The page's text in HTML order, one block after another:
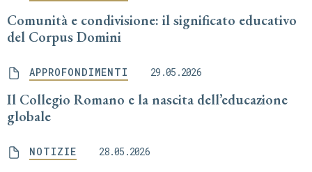
Comunità e condivisione: il significato educativo
del Corpus Domini
APPROFONDIMENTI 29.05.2026
Il Collegio Romano e la nascita dell’educazione
globale
NOTIZIE 28.05.2026